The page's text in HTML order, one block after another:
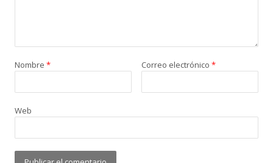
Nombre * Correo electrónico *
Web